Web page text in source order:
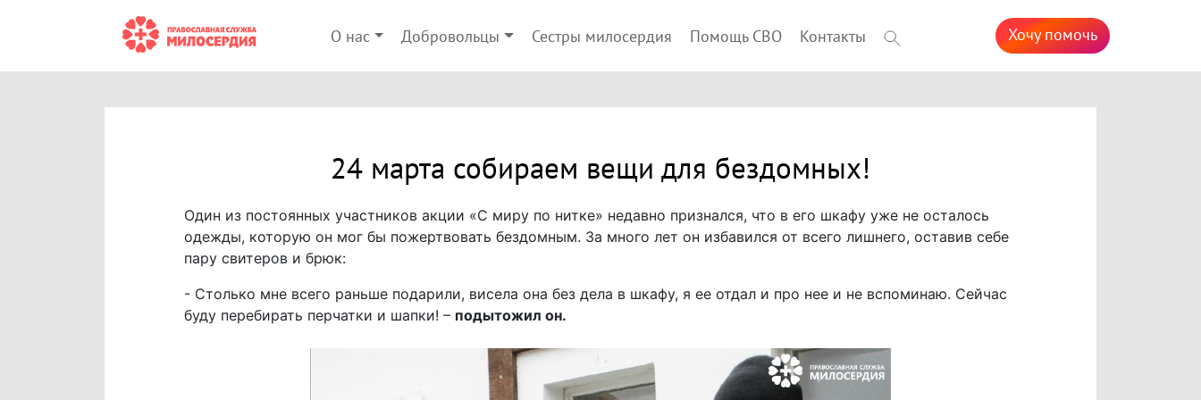
О нас Добровольцы Сестры милосердия Помощь СВО Контакты Хочу помочь
24 марта собираем вещи для бездомных!
Один из постоянных участников акции «С миру по нитке» недавно признался, что в его шкафу уже не осталось
одежды, которую он мог бы пожертвовать бездомным. За много лет он избавился от всего лишнего, оставив себе
пару свитеров и брюк:
- Столько мне всего раньше подарили, висела она без дела в шкафу, я ее отдал и про нее и не вспоминаю. Сейчас
буду перебирать перчатки и шапки! – подытожил он.